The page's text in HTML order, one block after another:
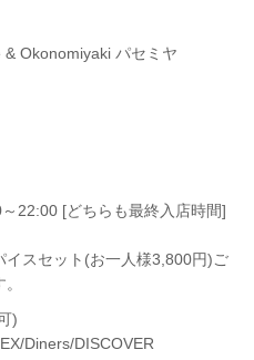
Okonomiyaki パセミヤ
22:00 [どちらも最終入店時間]
スセット(お一人様3,800円)ご
)
Diners/DISCOVER